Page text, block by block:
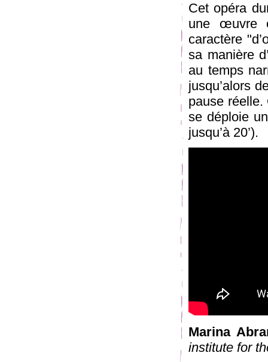
Cet opéra
une œuvre
caractère
sa manière
au temps
jusqu’alors
pause
se déploie
jusqu’à 20’).
Marina
institute for